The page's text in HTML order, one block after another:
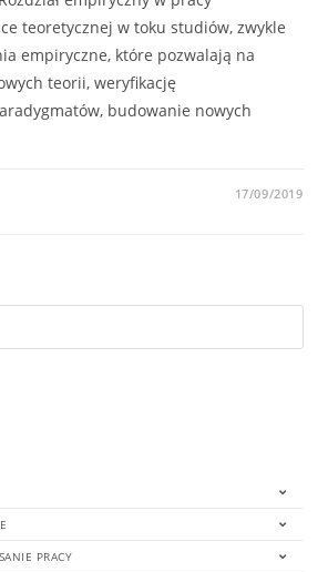
teoretycznej w toku studiów, zwykle
empiryczne, które pozwalają na
teorii, weryfikację
budowanie nowych
17/09/2019
PRACY